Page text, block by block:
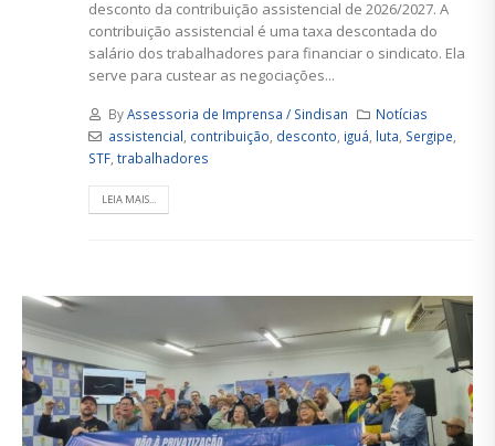
desconto da contribuição assistencial de 2026/2027. A
contribuição assistencial é uma taxa descontada do
salário dos trabalhadores para financiar o sindicato. Ela
serve para custear as negociações...
ByAssessoria de Imprensa / Sindisan
Notícias
assistencial contribuição desconto iguá luta Sergipe
STF trabalhadores
LEIA MAIS...